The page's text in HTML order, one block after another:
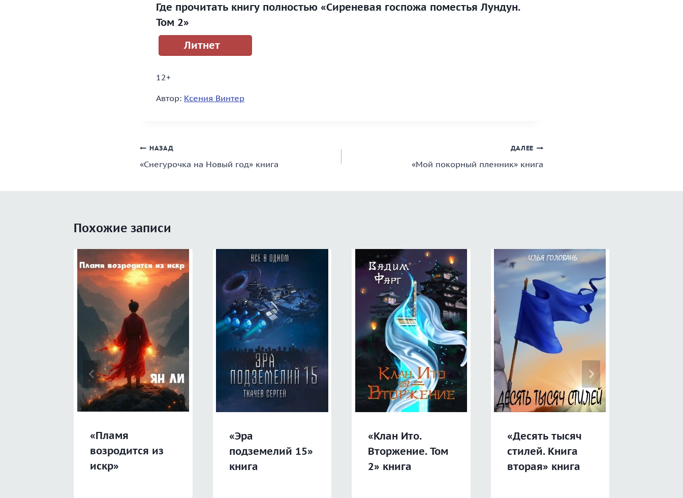
Где прочитать книгу полностью «Сиреневая госпожа поместья Лундун.
Том 2»
Литнет
12+
Автор: Ксения Винтер
Навигация
по
НАЗАД
«Снегурочка на Новый год» книга
ДАЛЕЕ
«Мой покорный пленник» книга
Похожие записи
«Пламя
возродится из
искр»
«Эра
подземелий 15»
книга
«Клан Ито.
Вторжение. Том
2» книга
«Десять тысяч
стилей. Книга
вторая» книга